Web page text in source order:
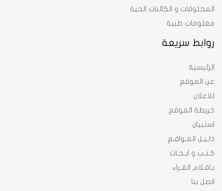
روابط سريعة
الرئيسية
عن الموقع
للاعلان
خريطة الموقع
استبيان
دلـيـل المـواقـع
كـتـب و ابـحـاث
بـاقـلام القـراء
اتصل بنا
المخلوقات و الكائنات الحية
معلومات طبية